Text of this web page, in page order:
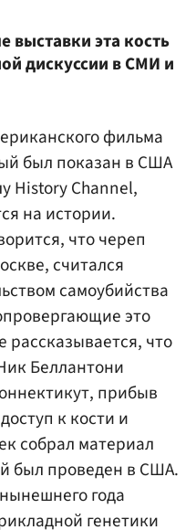
выставки эта кость
дискуссии в СМИ и
фильма
был показан в США
History Channel,
на истории.
что череп
считался
самоубийства
это
рассказывается, что
Беллантони
прибыв
к кости и
собрал материал
был проведен в США.
года
генетики